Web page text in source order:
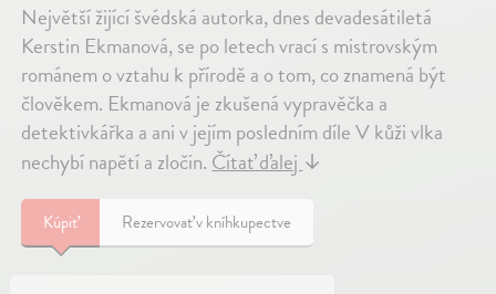
Největší žijící švédská autorka, dnes devadesátiletá
Kerstin Ekmanová, se po letech vrací s mistrovským
románem o vztahu k přírodě a o tom, co znamená být
člověkem. Ekmanová je zkušená vypravěčka a
detektivkářka a ani v jejím posledním díle V kůži vlka
nechybí napětí a zločin.Čítať ďalej↓
Kúpiť Rezervovať v kníhkupectve